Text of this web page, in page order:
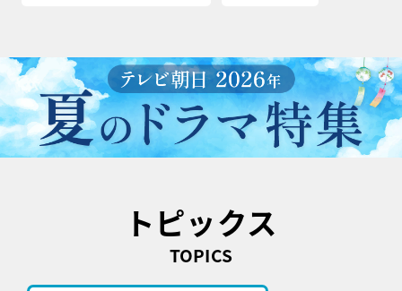
トピックス
TOPICS